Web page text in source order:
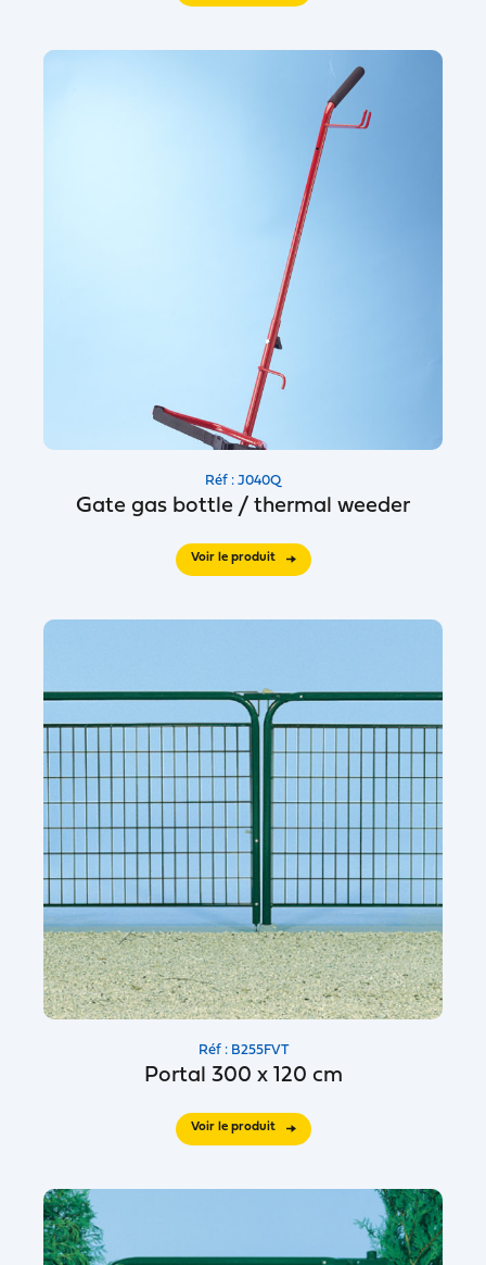
Réf : J040Q
Gate gas bottle / thermal weeder
Voir le produit
Réf : B255FVT
Portal 300 x 120 cm
Voir le produit